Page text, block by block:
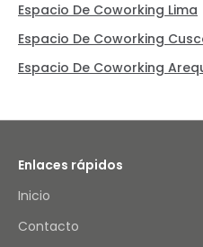
Espacio De Coworking Lima
Espacio De Coworking
Espacio De Coworking
Enlaces rápidos
Inicio
Contacto